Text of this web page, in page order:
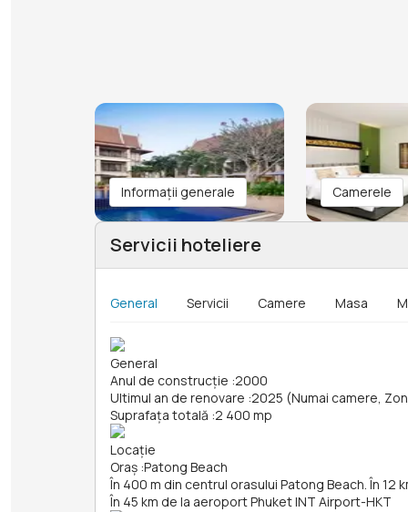
Informații generale Camerele
Servicii hoteliere
General Servicii Camere Masa
General
Anul de construcție :2000
Ultimul an de renovare :2025 (Numai camere,
Suprafața totală :2 400 mp
Locație
Oraș :Patong Beach
În 400 m din centrul orasului Patong Beach. În 12
În 45 km de la aeroport Phuket INT Airport-HKT